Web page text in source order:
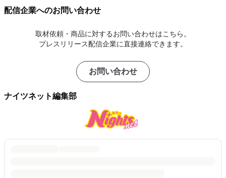
配信企業へのお問い合わせ
取材依頼・商品に対するお問い合わせはこちら。
プレスリリース配信企業に直接連絡できます。
お問い合わせ
ナイツネット編集部